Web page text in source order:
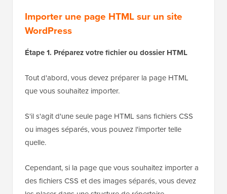
Importer une page HTML sur un site
WordPress
Étape 1. Préparez votre fichier ou dossier HTML
Tout d'abord, vous devez préparer la page HTML
que vous souhaitez importer.
S'il s'agit d'une seule page HTML sans fichiers CSS
ou images séparés, vous pouvez l'importer telle
quelle.
Cependant, si la page que vous souhaitez importer a
des fichiers CSS et des images séparés, vous devez